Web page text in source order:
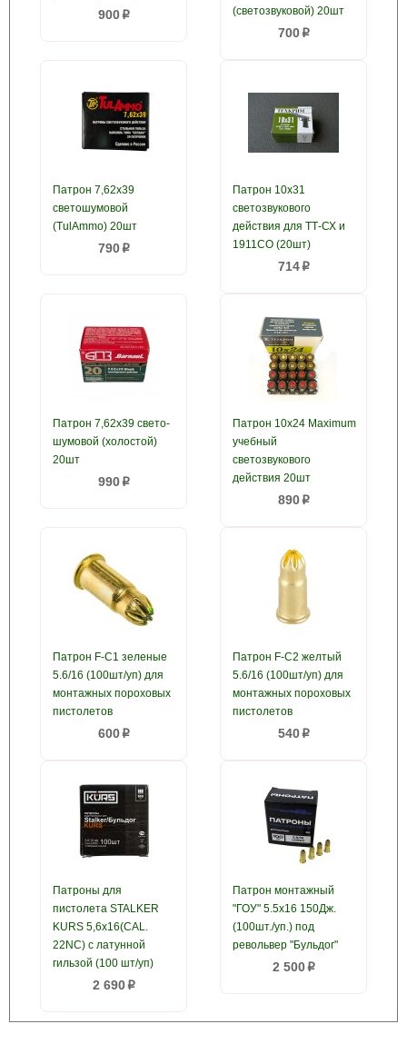
900p
(светозвуковой) 20шт
700p
Патрон 7,62x39
светошумовой
(TulAmmo) 20шт
790p
Патрон 10х31
светозвукового
действия для ТТ-СХ и
1911СО (20шт)
714p
Патрон 7,62x39 свето-
шумовой (холостой)
20шт
990p
Патрон 10х24 Maximum
учебный
светозвукового
действия 20шт
890p
Патрон F-C1 зеленые
5.6/16 (100шт/уп) для
монтажных пороховых
пистолетов
600p
Патрон F-C2 желтый
5.6/16 (100шт/уп) для
монтажных пороховых
пистолетов
540p
Патроны для
пистолета STALKER
KURS 5,6х16(CAL.
22NC) c латунной
гильзой (100 шт/уп)
2 690p
Патрон монтажный
"ГОУ" 5.5х16 150Дж.
(100шт./уп.) под
револьвер "Бульдог"
2 500p